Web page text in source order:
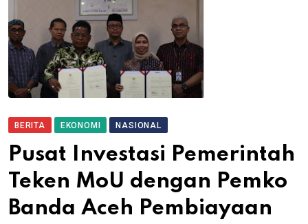
BERITA EKONOMI NASIONAL
Pusat Investasi Pemerintah
Teken MoU dengan Pemko
Banda Aceh Pembiayaan